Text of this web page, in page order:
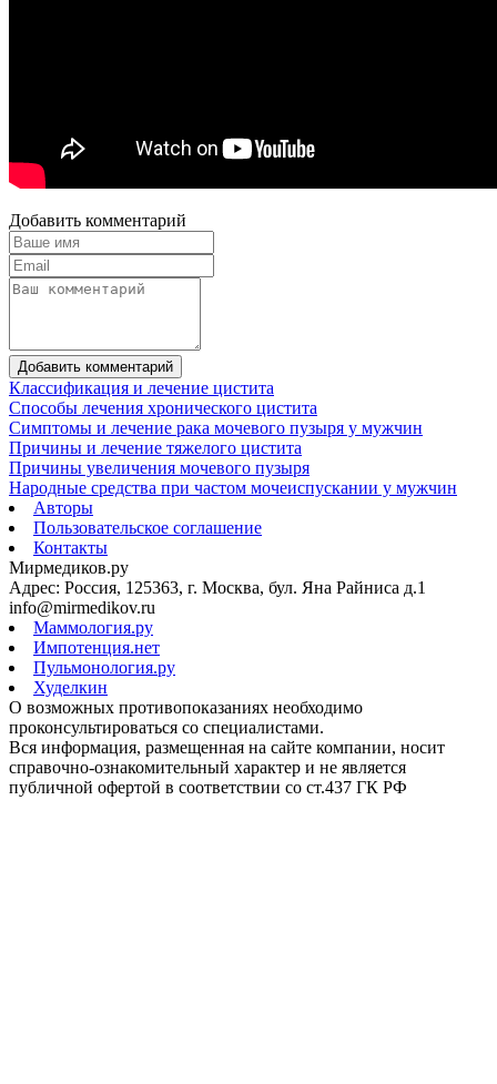
Добавить комментарий
Добавить комментарий
Классификация и лечение цистита
Способы лечения хронического цистита
Симптомы и лечение рака мочевого пузыря у мужчин
Причины и лечение тяжелого цистита
Причины увеличения мочевого пузыря
Народные средства при частом мочеиспускании у мужчин
Авторы
Пользовательское соглашение
Контакты
Мирмедиков.ру
Адрес: Россия, 125363, г. Москва, бул. Яна Райниса д.1
info@mirmedikov.ru
Маммология.ру
Импотенция.нет
Пульмонология.ру
Худелкин
О возможных противопоказаниях необходимо
проконсультироваться со специалистами.
Вся информация, размещенная на сайте компании, носит
справочно-ознакомительный характер и не является
публичной офертой в соответствии со ст.437 ГК РФ